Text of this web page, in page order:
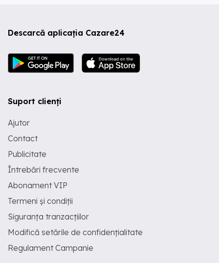
Descarcă aplicația Cazare24
Suport clienți
Ajutor
Contact
Publicitate
Întrebări frecvente
Abonament VIP
Termeni și condiții
Siguranța tranzacțiilor
Modifică setările de confidențialitate
Regulament Campanie